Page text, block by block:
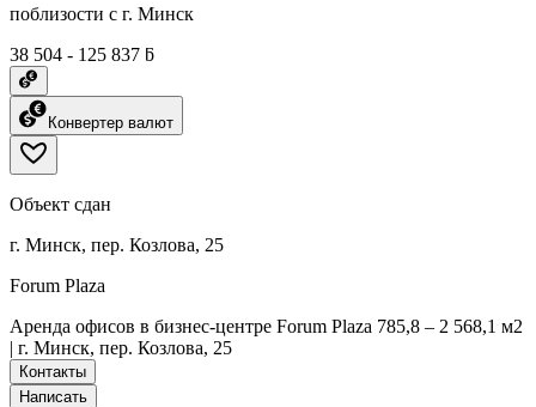
поблизости с г. Минск
38 504 - 125 837 ƃ
Конвертер валют
Объект сдан
г. Минск, пер. Козлова, 25
Forum Plaza
Аренда офисов в бизнес-центре Forum Plaza 785,8 – 2 568,1 м2
| г. Минск, пер. Козлова, 25
Контакты
Написать